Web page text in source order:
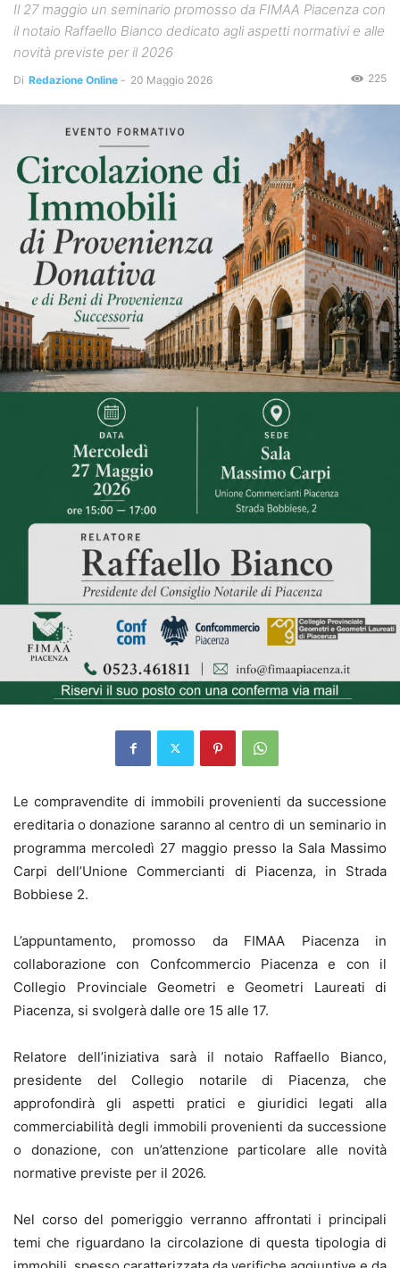
Il 27 maggio un seminario promosso da FIMAA Piacenza con
il notaio Raffaello Bianco dedicato agli aspetti normativi e alle
novità previste per il 2026
Di Redazione Online - 20 Maggio 2026 225
Le compravendite di immobili provenienti da successione
ereditaria o donazione saranno al centro di un seminario in
programma mercoledì 27 maggio presso la Sala Massimo
Carpi dell’Unione Commercianti di Piacenza, in Strada
Bobbiese 2.
L’appuntamento, promosso da FIMAA Piacenza in
collaborazione con Confcommercio Piacenza e con il
Collegio Provinciale Geometri e Geometri Laureati di
Piacenza, si svolgerà dalle ore 15 alle 17.
Relatore dell’iniziativa sarà il notaio Raffaello Bianco,
presidente del Collegio notarile di Piacenza, che
approfondirà gli aspetti pratici e giuridici legati alla
commerciabilità degli immobili provenienti da successione
o donazione, con un’attenzione particolare alle novità
normative previste per il 2026.
Nel corso del pomeriggio verranno affrontati i principali
temi che riguardano la circolazione di questa tipologia di